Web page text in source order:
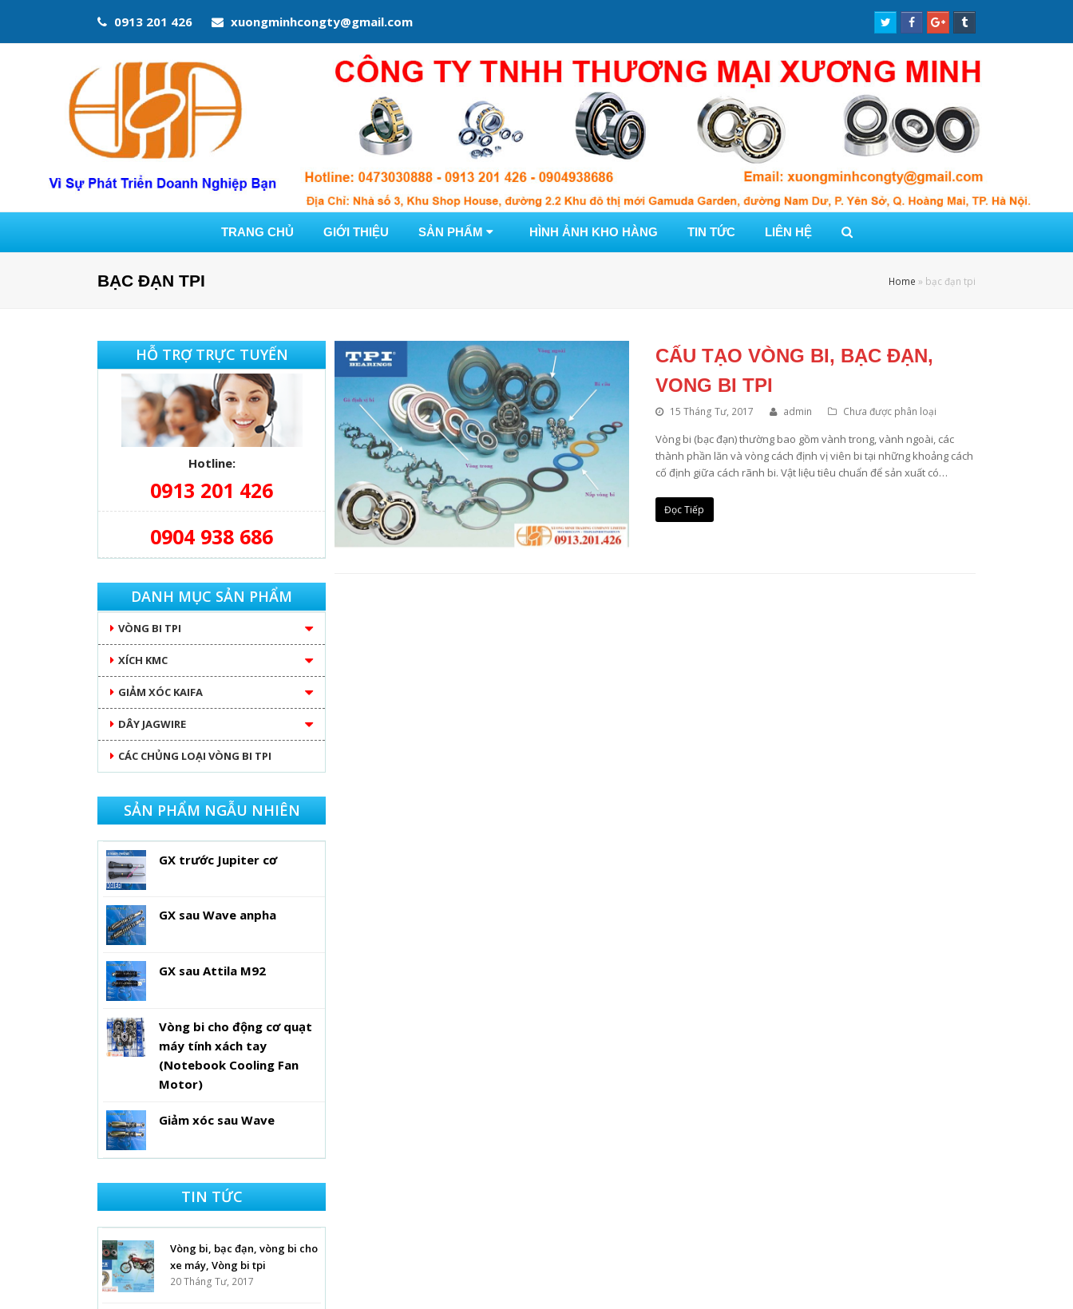
0913 201 426 xuongminhcongty@gmail.com
Twitter
Profile
Facebook
Profile
Google
Plus
Profile
Profile
TRANG CHỦ GIỚI THIỆU SẢN PHẨM HÌNH ẢNH KHO HÀNG TIN TỨC LIÊN HỆ
BẠC ĐẠN TPI Home » bạc đạn tpi
CẤU TẠO VÒNG BI, BẠC ĐẠN,
VONG BI TPI
15 Tháng Tư, 2017 admin Chưa được phân loại
Vòng bi (bạc đạn) thường bao gồm vành trong, vành ngoài, các
thành phần lăn và vòng cách định vị viên bi tại những khoảng cách
cố định giữa cách rãnh bi. Vật liệu tiêu chuẩn để sản xuất có…
Đọc Tiếp
HỖ TRỢ TRỰC TUYẾN
Hotline:
0913 201 426
0904 938 686
DANH MỤC SẢN PHẨM
VÒNG BI TPI
XÍCH KMC
GIẢM XÓC KAIFA
DÂY JAGWIRE
CÁC CHỦNG LOẠI VÒNG BI TPI
SẢN PHẨM NGẪU NHIÊN
GX trước Jupiter cơ
GX sau Wave anpha
GX sau Attila M92
Vòng bi cho động cơ quạt
máy tính xách tay
(Notebook Cooling Fan
Motor)
Giảm xóc sau Wave
TIN TỨC
Vòng bi, bạc đạn, vòng bi cho
xe máy, Vòng bi tpi
20 Tháng Tư, 2017